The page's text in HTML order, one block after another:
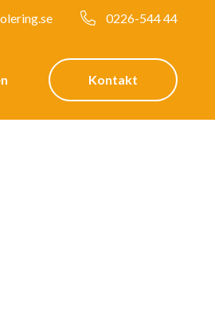
0226-544 44
Kontakt